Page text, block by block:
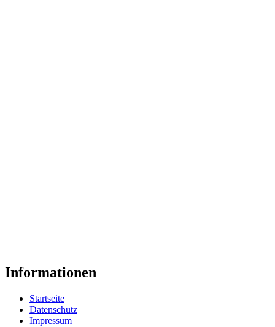
Informationen
Startseite
Datenschutz
Impressum